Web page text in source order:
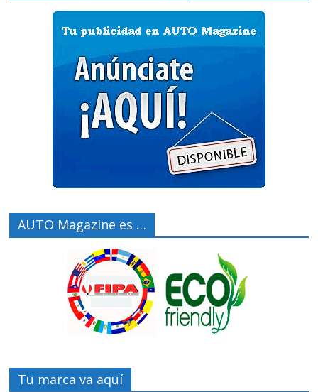
AUTO Magazine es …
Tu marca va aquí